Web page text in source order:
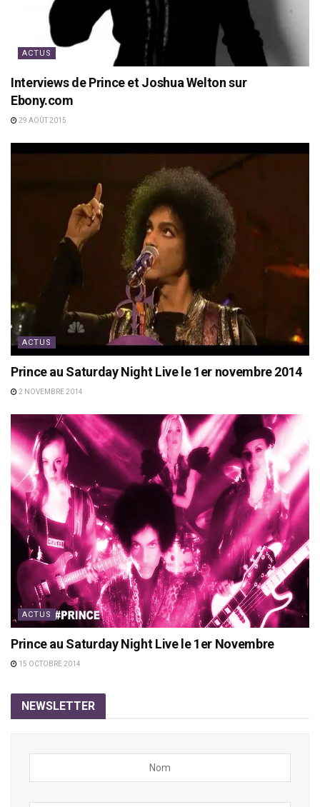
ACTUS
Interviews de Prince et Joshua Welton sur
Ebony.com
29 AOÛT 2015
ACTUS
Prince au Saturday Night Live le 1er novembre 2014
2 NOVEMBRE 2014
ACTUS
Prince au Saturday Night Live le 1er Novembre
15 OCTOBRE 2014
NEWSLETTER